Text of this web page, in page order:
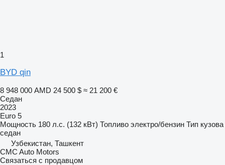
1
BYD qin
8 948 000 AMD 24 500 $ ≈ 21 200 €
Седан
2023
Euro 5
Мощность 180 л.с. (132 кВт) Топливо электро/бензин Тип кузова
седан
Узбекистан, Ташкент
CMC Auto Motors
Связаться с продавцом